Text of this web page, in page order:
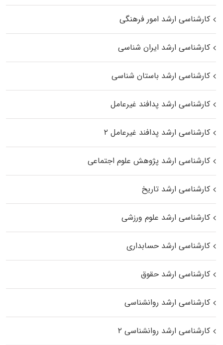
کارشناسی ارشد امور فرهنگی
کارشناسی ارشد ایران شناسی
کارشناسی ارشد باستان شناسی
کارشناسی ارشد پدافند غیرعامل
کارشناسی ارشد پدافند غیرعامل ۲
کارشناسی ارشد پژوهش علوم اجتماعی
کارشناسی ارشد تاریخ
کارشناسی ارشد علوم ورزشی
کارشناسی ارشد حسابداری
کارشناسی ارشد حقوق
کارشناسی ارشد روانشناسی
کارشناسی ارشد روانشناسی ۲